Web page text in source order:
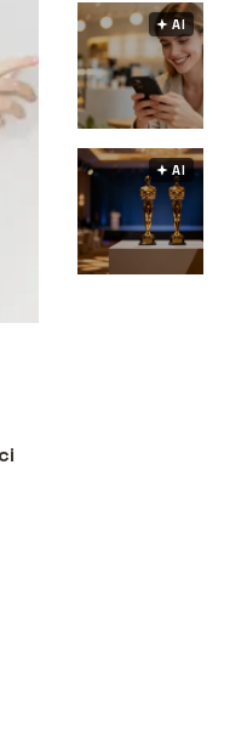
🟅 AI
🟅 AI